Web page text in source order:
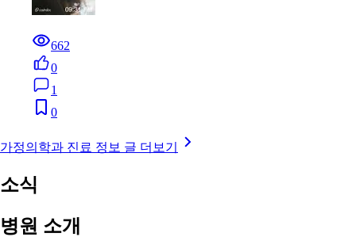
662
0
1
0
가정의학과 진료 정보 글 더보기
소식
병원 소개